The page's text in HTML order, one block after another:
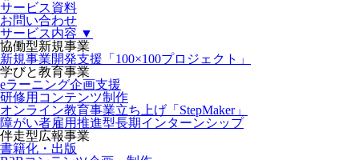
サービス資料
お問い合わせ
サービス内容 ▼
協働型新規事業
新規事業開発支援「100×100プロジェクト」
学びと教育事業
eラーニング企画支援
研修用コンテンツ制作
オンライン教育事業立ち上げ「StepMaker」
障がい者雇用推進型長期インターンシップ
伴走型広報事業
書籍化・出版